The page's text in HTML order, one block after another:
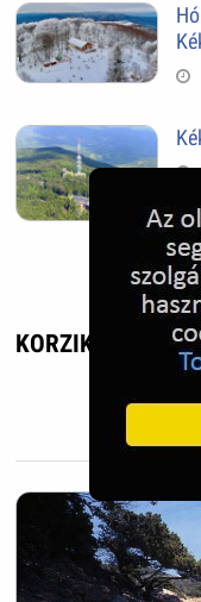
KORZIKÁT
TETSZIK?